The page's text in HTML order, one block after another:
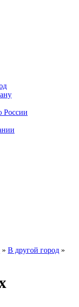
России
» В другой город »